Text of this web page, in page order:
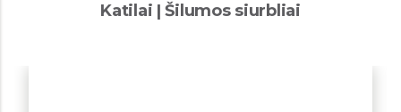
Katilai | Šilumos siurbliai